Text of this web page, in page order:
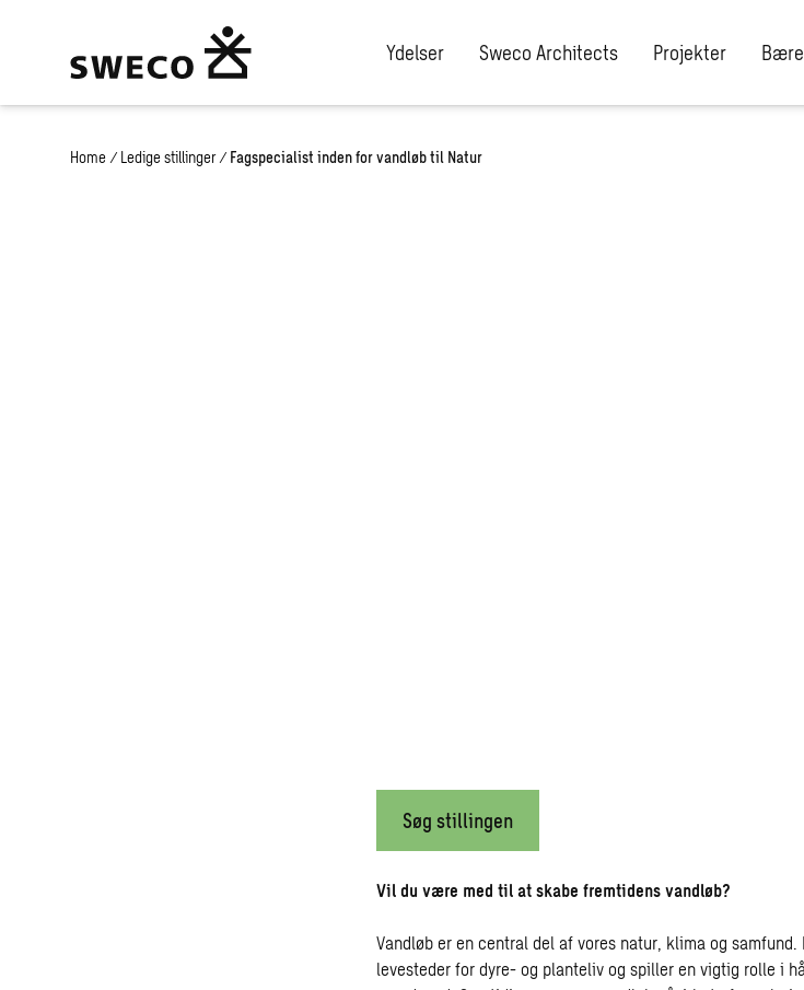
Ydelser Sweco Architects Projekter
Home / Ledige stillinger / Fagspecialist inden for vandløb til Natur
Søg stillingen
Vil du være med til at skabe fremtidens vandløb?
Vandløb er en central del af vores natur, klima og
levesteder for dyre- og planteliv og spiller en vigtig rolle i